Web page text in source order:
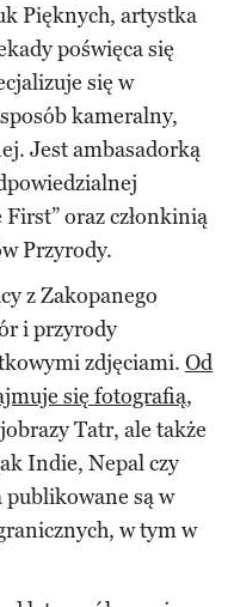
Pięknych, artystka
poświęca się
się w
kameralny,
Jest ambasadorką
oraz członkinią
Przyrody.​
z Zakopanego
i przyrody
zdjęciami. Od
się fotografią,
Tatr, ale także
Indie, Nepal czy
publikowane są w
w tym w